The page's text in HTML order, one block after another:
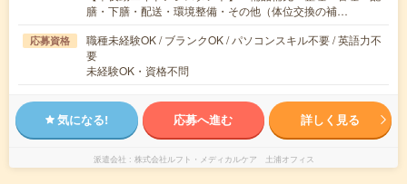
膳・下膳・配送・環境整備・その他（体位交換の補…
応募資格
職種未経験OK / ブランクOK / パソコンスキル不要 / 英語力不
要
未経験OK・資格不問
気になる! 応募へ進む 詳しく見る
派遣会社 株式会社ルフト・メディカルケア 土浦オフィス